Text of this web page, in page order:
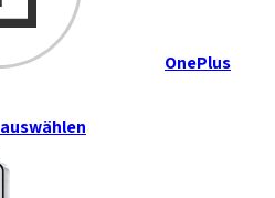
OnePlus
auswählen